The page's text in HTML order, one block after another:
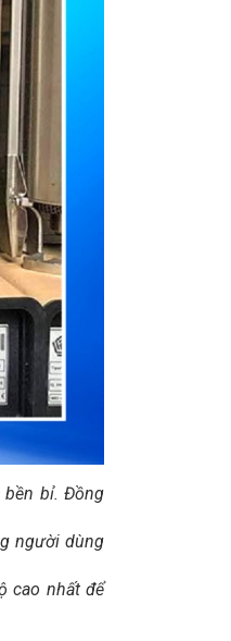
bền bỉ. Đồng
người dùng
cao nhất để